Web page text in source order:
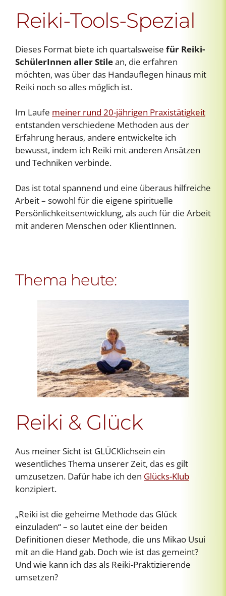
Reiki-Tools-Spezial
Dieses Format biete ich quartalsweise für Reiki-
SchülerInnen aller Stilean, die erfahren
möchten, was über das Handauflegen hinaus mit
Reiki noch so alles möglich ist.
Im Laufe meiner rund 20-jährigen Praxistätigkeit
entstanden verschiedene Methoden aus der
Erfahrung heraus, andere entwickelte ich
bewusst, indem ich Reiki mit anderen Ansätzen
und Techniken verbinde.
Das ist total spannend und eine überaus hilfreiche
Arbeit – sowohl für die eigene spirituelle
Persönlichkeitsentwicklung, als auch für die Arbeit
mit anderen Menschen oder KlientInnen.
Thema heute:
Reiki & Glück
Aus meiner Sicht ist GLÜCKlichsein ein
wesentliches Thema unserer Zeit, das es gilt
umzusetzen. Dafür habe ich den Glücks-Klub
konzipiert.
„Reiki ist die geheime Methode das Glück
einzuladen“ – so lautet eine der beiden
Definitionen dieser Methode, die uns Mikao Usui
mit an die Hand gab. Doch wie ist das gemeint?
Und wie kann ich das als Reiki-Praktizierende
umsetzen?